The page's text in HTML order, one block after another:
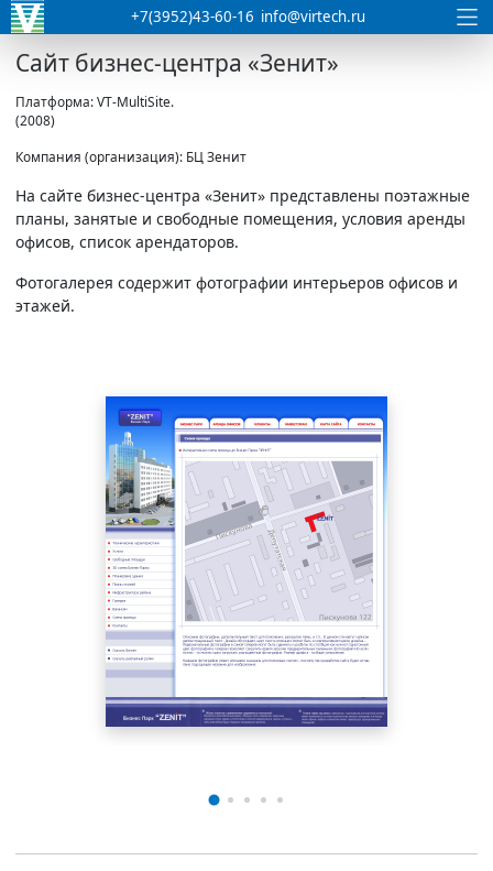
+7(3952)43-60-16 info@virtech.ru
Сайт бизнес-центра «Зенит»
Платформа: VT-MultiSite.
(2008)
Компания (организация): БЦ Зенит
На сайте бизнес-центра «Зенит» представлены поэтажные
планы, занятые и свободные помещения, условия аренды
офисов, список арендаторов.
Фотогалерея содержит фотографии интерьеров офисов и
этажей.